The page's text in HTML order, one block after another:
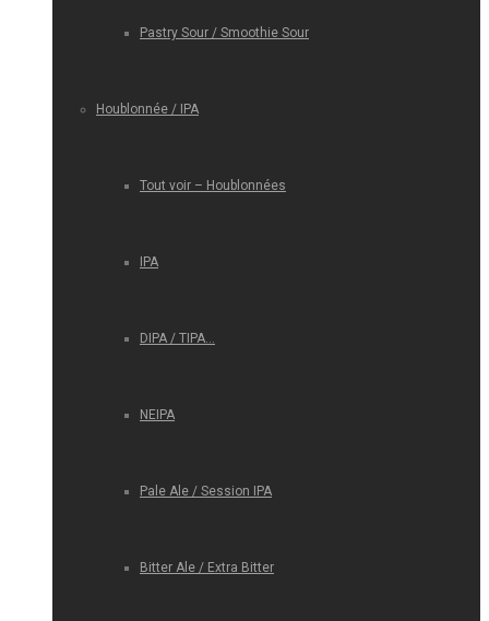
Pastry Sour / Smoothie Sour
Houblonnée / IPA
Tout voir – Houblonnées
IPA
DIPA / TIPA…
NEIPA
Pale Ale / Session IPA
Bitter Ale / Extra Bitter